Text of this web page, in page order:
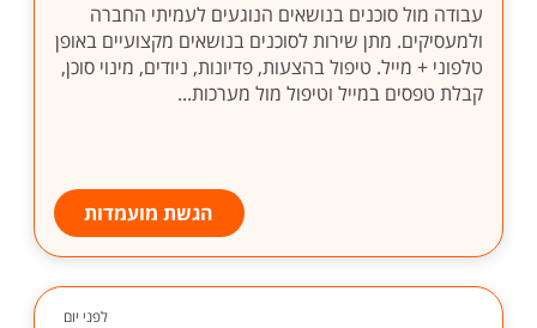
עבודה מול סוכנים בנושאים הנוגעים לעמיתי החברה
ולמעסיקים. מתן שירות לסוכנים בנושאים מקצועיים באופן
טלפוני + מייל. טיפול בהצעות, פדיונות, ניודים, מינוי סוכן,
קבלת טפסים במייל וטיפול מול מערכות...
הגשת מועמדות
לפני יום